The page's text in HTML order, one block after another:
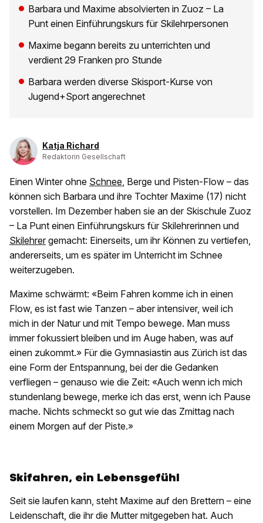
Barbara und Maxime absolvierten in Zuoz – La
Punt einen Einführungskurs für Skilehrpersonen
Maxime begann bereits zu unterrichten und
verdient 29 Franken pro Stunde
Barbara werden diverse Skisport-Kurse von
Jugend+Sport angerechnet
Katja Richard
Redaktorin Gesellschaft
Einen Winter ohne Schnee, Berge und Pisten-Flow – das
können sich Barbara und ihre Tochter Maxime (17) nicht
vorstellen. Im Dezember haben sie an der Skischule Zuoz
– La Punt einen Einführungskurs für Skilehrerinnen und
Skilehrer gemacht: Einerseits, um ihr Können zu vertiefen,
andererseits, um es später im Unterricht im Schnee
weiterzugeben.
Maxime schwärmt: «Beim Fahren komme ich in einen
Flow, es ist fast wie Tanzen – aber intensiver, weil ich
mich in der Natur und mit Tempo bewege. Man muss
immer fokussiert bleiben und im Auge haben, was auf
einen zukommt.» Für die Gymnasiastin aus Zürich ist das
eine Form der Entspannung, bei der die Gedanken
verfliegen – genauso wie die Zeit: «Auch wenn ich mich
stundenlang bewege, merke ich das erst, wenn ich Pause
mache. Nichts schmeckt so gut wie das Zmittag nach
einem Morgen auf der Piste.»
Skifahren, ein Lebensgefühl
Seit sie laufen kann, steht Maxime auf den Brettern – eine
Leidenschaft, die ihr die Mutter mitgegeben hat. Auch